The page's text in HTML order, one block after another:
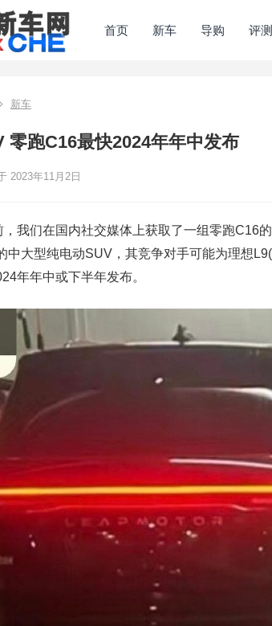
首页 新车 导购 评测
新车
零跑C16最快2024年年中发布
2023年11月2日
我们在国内社交媒体上获取了一组零跑C16
中大型纯电动SUV，其竞争对手可能为理想
年年中或下半年发布。